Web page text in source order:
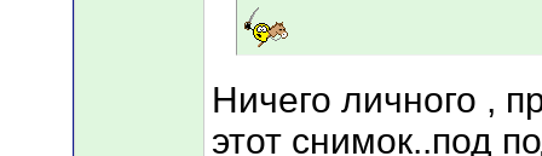
Ничего личного ,
этот снимок..под